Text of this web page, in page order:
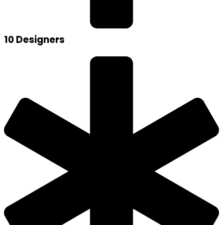
10 Designers